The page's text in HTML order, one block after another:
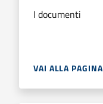
I documenti
VAI ALLA PAGINA